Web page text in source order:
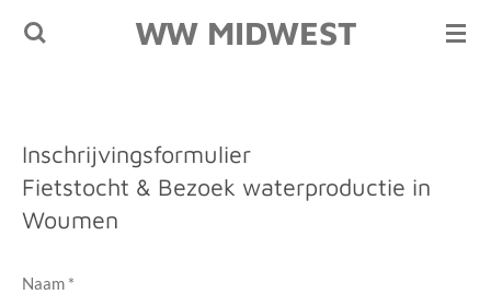
Ga
hoofdinhoud
WW MIDWEST
Inschrijvingsformulier
Fietstocht & Bezoek waterproductie in
Woumen
Naam *